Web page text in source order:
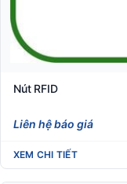
Nút RFID
Liên hệ báo giá
XEM CHI TIẾT